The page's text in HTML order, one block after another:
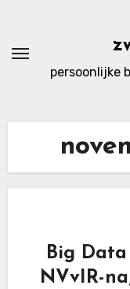
de
persoonlijke
Big
NVvIR-